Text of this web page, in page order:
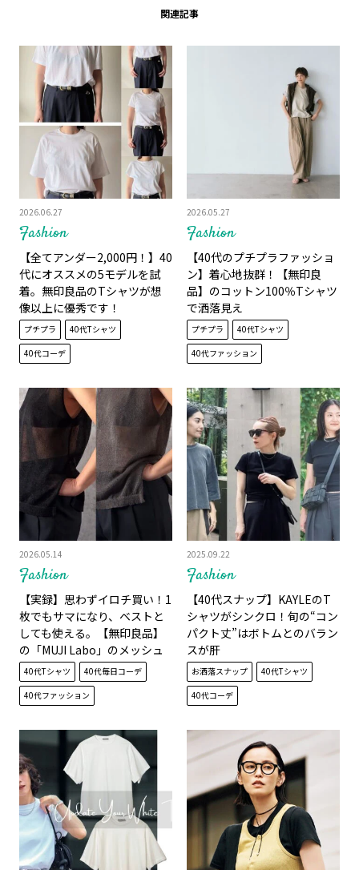
関連記事
Fashion
2026.06.27
【全てアンダー2,000円！】40
代にオススメの5モデルを試
着。無印良品のTシャツが想
像以上に優秀です！
プチプラ
40代Tシャツ
40代コーデ
Fashion
2026.05.27
【40代のプチプラファッショ
ン】着心地抜群！【無印良
品】のコットン100％Tシャツ
で洒落見え
プチプラ
40代Tシャツ
40代ファッション
Fashion
2026.05.14
【実録】思わずイロチ買い！1
枚でもサマになり、ベストと
しても使える。【無印良品】
の「MUJI Labo」のメッシュ
タンクを買ってみた
40代Tシャツ
40代毎日コーデ
40代ファッション
Fashion
2025.09.22
【40代スナップ】KAYLEのT
シャツがシンクロ！旬の“コン
パクト丈”はボトムとのバラン
スが肝
お洒落スナップ
40代Tシャツ
40代コーデ